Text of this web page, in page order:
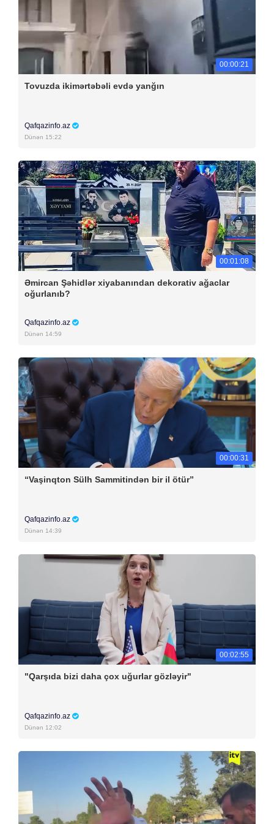
00:00:21
Tovuzda ikimərtəbəli evdə yanğın
Qafqazinfo.az
Dünən 15:22
00:01:08
Əmircan Şəhidlər xiyabanından dekorativ ağaclar
oğurlanıb?
Qafqazinfo.az
Dünən 14:59
00:00:31
“Vaşinqton Sülh Sammitindən bir il ötür”
Qafqazinfo.az
Dünən 14:39
00:02:55
"Qarşıda bizi daha çox uğurlar gözləyir"
Qafqazinfo.az
Dünən 12:02